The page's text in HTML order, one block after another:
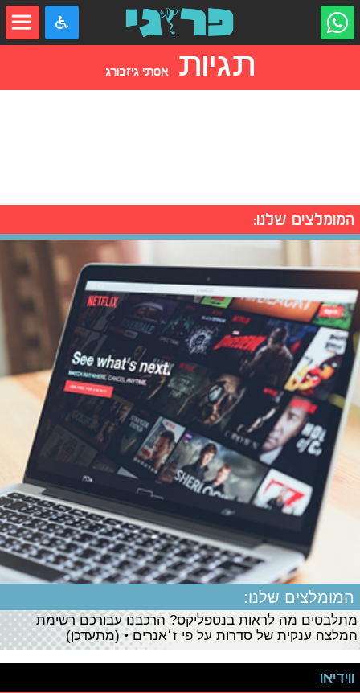
תגיותאסתי גיזבורג
המומלצים שלנו:
המומלצים שלנו:
מתלבטים מה לראות בנטפליקס? הרכבנו עבורכם רשימת
המלצה ענקית של סדרות על פי ז׳אנרים • (מתעדכן)
ווידיאו